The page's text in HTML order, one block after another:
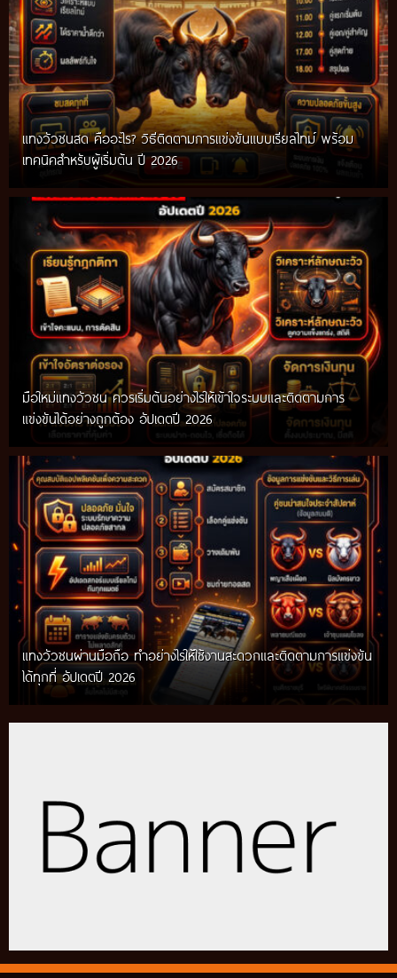
แทงวัวชนสด คืออะไร? วิธีติดตามการแข่งขันแบบเรียลไทม์ พร้อม
เทคนิคสำหรับผู้เริ่มต้น ปี 2026
มือใหม่แทงวัวชน ควรเริ่มต้นอย่างไรให้เข้าใจระบบและติดตามการ
แข่งขันได้อย่างถูกต้อง อัปเดตปี 2026
แทงวัวชนผ่านมือถือ ทำอย่างไรให้ใช้งานสะดวกและติดตามการแข่งขัน
ได้ทุกที่ อัปเดตปี 2026